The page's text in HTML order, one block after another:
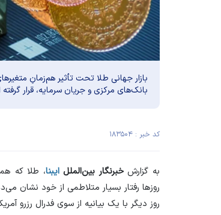
بازار جهانی طلا تحت تأثیر هم‌زمانِ
بانک‌های مرکزی و جریان سرمایه، قرار
کد خبر : ۱۸۳۵۰۴
به گزارشخبرنگار بین‌الملل ایبنا، طلا که
روز‌ها رفتار بسیار متلاطمی از خود نشان
روز دیگر با یک بیانیه از سوی فدرال رزرو